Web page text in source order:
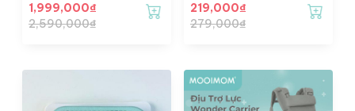
1,999,000₫
2,590,000₫
219,000₫
279,000₫